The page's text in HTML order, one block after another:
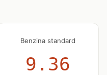
Benzina standard
9.36